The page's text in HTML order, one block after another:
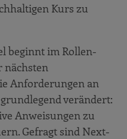
Kurs zu
beginnt im Rollen-
nächsten
Anforderungen an
verändert:
Anweisungen zu
Gefragt sind Next-